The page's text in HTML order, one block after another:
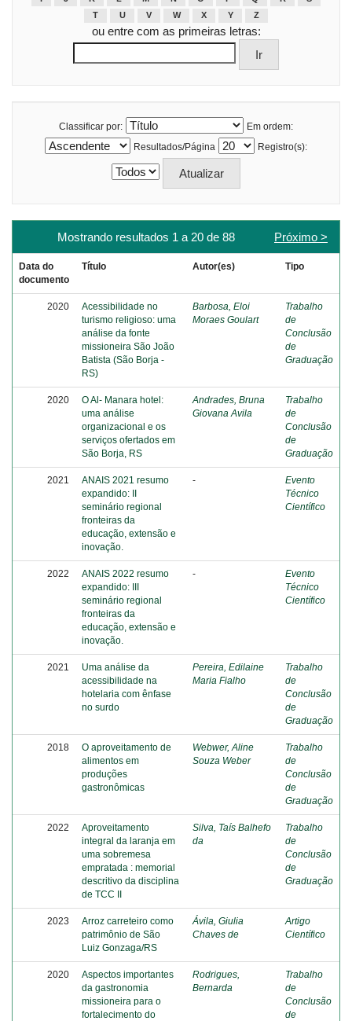
T
U V W X Y Z
ou entre com as primeiras letras:
Classificar por:
Em ordem:
Resultados/Página
Registro(s):
Mostrando resultados 1 a 20 de 88 Próximo >
Data do
documento
Título Autor(es) Tipo
2020
Acessibilidade no
turismo religioso: uma
análise da fonte
missioneira São João
Batista (São Borja -
RS)
Barbosa, Eloi
Moraes Goulart
Trabalho
de
Conclusão
de
Graduação
2020
O Al- Manara hotel:
uma análise
organizacional e os
serviços ofertados em
São Borja, RS
Andrades, Bruna
Giovana Avila
Trabalho
de
Conclusão
de
Graduação
2021
ANAIS 2021 resumo
expandido: II
seminário regional
fronteiras da
educação, extensão e
inovação.
-
Evento
Técnico
Científico
2022
ANAIS 2022 resumo
expandido: III
seminário regional
fronteiras da
educação, extensão e
inovação.
-
Evento
Técnico
Científico
2021
Uma análise da
acessibilidade na
hotelaria com ênfase
no surdo
Pereira, Edilaine
Maria Fialho
Trabalho
de
Conclusão
de
Graduação
2018
O aproveitamento de
alimentos em
produções
gastronômicas
Webwer, Aline
Souza Weber
Trabalho
de
Conclusão
de
Graduação
2022
Aproveitamento
integral da laranja em
uma sobremesa
empratada : memorial
descritivo da disciplina
de TCC II
Silva, Taís Balhefo
da
Trabalho
de
Conclusão
de
Graduação
2023
Arroz carreteiro como
patrimônio de São
Luiz Gonzaga/RS
Ávila, Giulia
Chaves de
Artigo
Científico
2020
Aspectos importantes
da gastronomia
missioneira para o
fortalecimento do
Rodrigues,
Bernarda
Trabalho
de
Conclusão
de